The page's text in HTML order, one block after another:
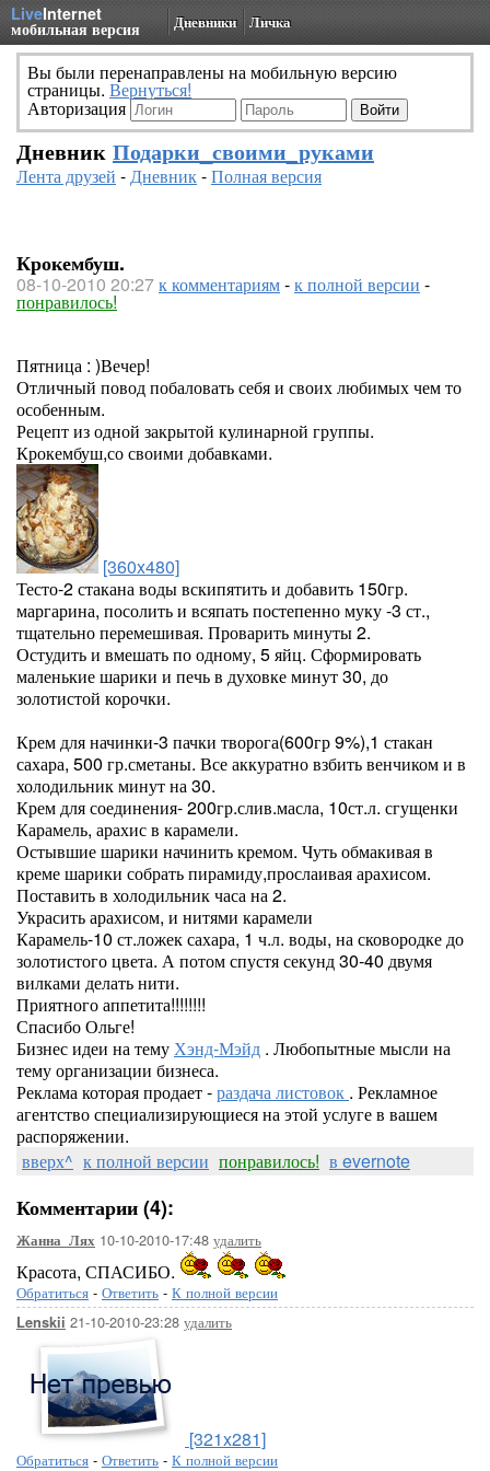
LiveInternet
мобильная версия Дневники Личка
Вы были перенаправлены на мобильную версию
страницы. Вернуться!
Авторизация
Дневник Подарки_своими_руками
Лента друзей -Дневник-Полная версия
Крокембуш.
08-10-2010 20:27к комментариям-к полной версии -
понравилось!
Пятница : )Вечер!
Отличный повод побаловать себя и своих любимых чем то
особенным.
Рецепт из одной закрытой кулинарной группы.
Крокембуш,со своими добавками.
[360x480]
Тесто-2 стакана воды вскипятить и добавить 150гр.
маргарина, посолить и всяпать постепенно муку -3 ст.,
тщательно перемешивая. Проварить минуты 2.
Остудить и вмешать по одному, 5 яйц. Сформировать
маленькие шарики и печь в духовке минут 30, до
золотистой корочки.
Крем для начинки-3 пачки творога(600гр 9%),1 стакан
сахара, 500 гр.сметаны. Все аккуратно взбить венчиком и в
холодильник минут на 30.
Крем для соединения- 200гр.слив.масла, 10ст.л. сгущенки
Карамель, арахис в карамели.
Остывшие шарики начинить кремом. Чуть обмакивая в
креме шарики собрать пирамиду,прослаивая арахисом.
Поставить в холодильник часа на 2.
Украсить арахисом, и нитями карамели
Карамель-10 ст.ложек сахара, 1 ч.л. воды, на сковородке до
золотистого цвета. А потом спустя секунд 30-40 двумя
вилками делать нити.
Приятного аппетита!!!!!!!!
Спасибо Ольге!
Бизнес идеи на темуХэнд-Мэйд . Любопытные мысли на
тему организации бизнеса.
Реклама которая продает -раздача листовок . Рекламное
агентство специализирующиеся на этой услуге в вашем
распоряжении.
вверх^ к полной версии понравилось! в evernote
Комментарии (4):
Жанна_Лях 10-10-2010-17:48 удалить
Красота, СПАСИБО.
Обратиться - Ответить - К полной версии
Lenskii 21-10-2010-23:28 удалить
[321x281]
Обратиться - Ответить - К полной версии